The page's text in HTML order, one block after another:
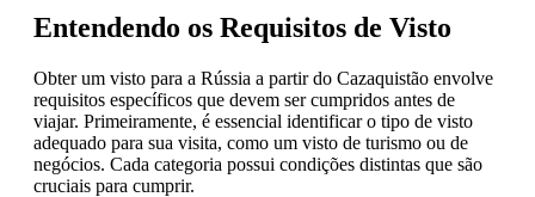
Entendendo os Requisitos de Visto
Obter um visto para a Rússia a partir do Cazaquistão envolve
requisitos específicos que devem ser cumpridos antes de
viajar. Primeiramente, é essencial identificar o tipo de visto
adequado para sua visita, como um visto de turismo ou de
negócios. Cada categoria possui condições distintas que são
cruciais para cumprir.